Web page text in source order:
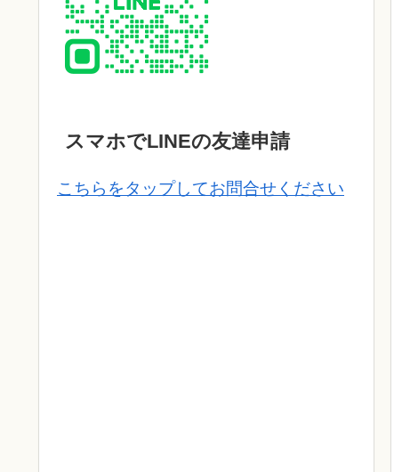
スマホでLINEの友達申請
こちらをタップしてお問合せください